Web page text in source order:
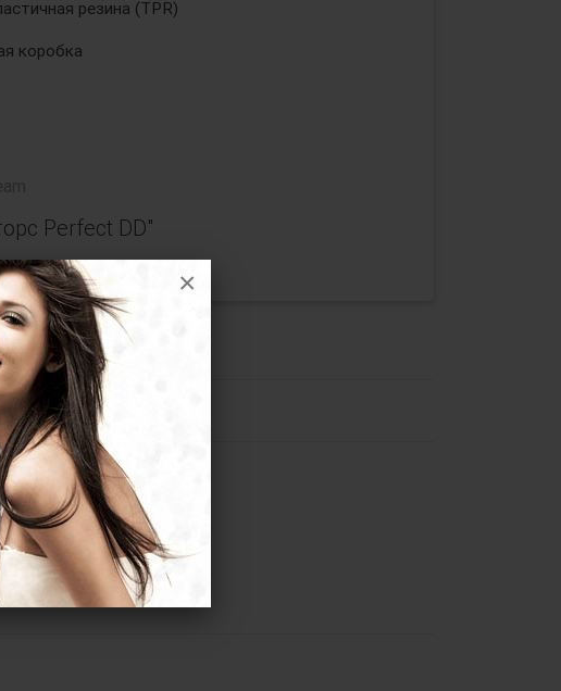
×
резина (TPR)
коробка
Perfect DD"
DD